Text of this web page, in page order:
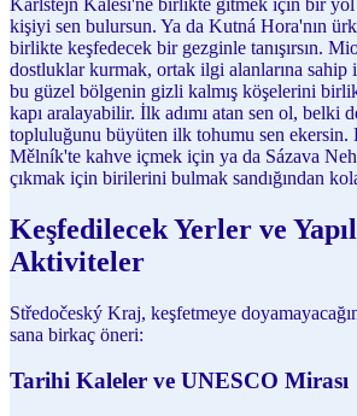
kişiyi sen bulursun. Ya da Kutná Hora'nın
birlikte keşfedecek bir gezginle tanışırsın.
dostluklar kurmak, ortak ilgi alanlarına sahip
bu güzel bölgenin gizli kalmış köşelerini
kapı aralayabilir. İlk adımı atan sen ol, belki
topluluğunu büyüten ilk tohumu sen ekersin.
Mělník'te kahve içmek için ya da Sázava
çıkmak için birilerini bulmak sandığından
Keşfedilecek Yerler ve
Aktiviteler
Středočeský Kraj, keşfetmeye
sana birkaç öneri:
Tarihi Kaleler ve UNESCO Mirası